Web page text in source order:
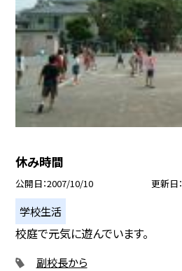
休み時間
公開日 2007/10/10 更新日
学校生活
校庭で元気に遊んでいます。
副校長から